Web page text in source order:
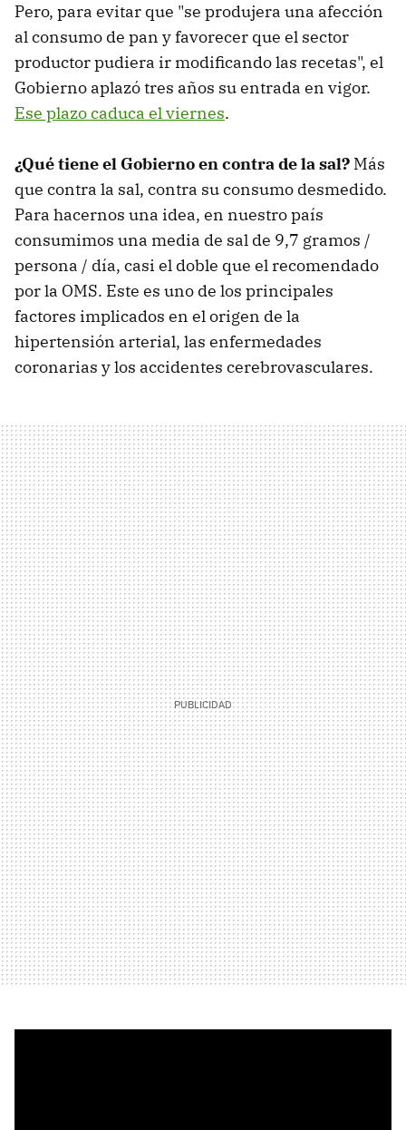
Pero, para evitar que "se produjera una afección
al consumo de pan y favorecer que el sector
productor pudiera ir modificando las recetas", el
Gobierno aplazó tres años su entrada en vigor.
Ese plazo caduca el viernes.
¿Qué tiene el Gobierno en contra de la sal? Más
que contra la sal, contra su consumo desmedido.
Para hacernos una idea, en nuestro país
consumimos una media de sal de 9,7 gramos /
persona / día, casi el doble que el recomendado
por la OMS. Este es uno de los principales
factores implicados en el origen de la
hipertensión arterial, las enfermedades
coronarias y los accidentes cerebrovasculares.